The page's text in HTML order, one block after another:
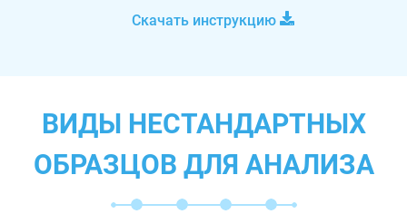
Скачать инструкцию
ВИДЫ НЕСТАНДАРТНЫХ
ОБРАЗЦОВ ДЛЯ АНАЛИЗА